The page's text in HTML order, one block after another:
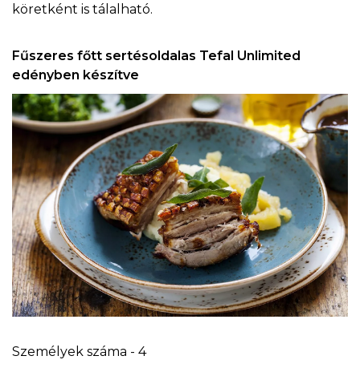
köretként is tálalható.
Fűszeres főtt sertésoldalas Tefal Unlimited
edényben készítve
Személyek száma - 4